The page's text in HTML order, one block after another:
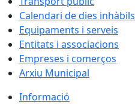
Calendari de dies inhàbils
Equipaments i serveis
Entitats i associacions
Empreses i comerços
Arxiu Municipal
Informació